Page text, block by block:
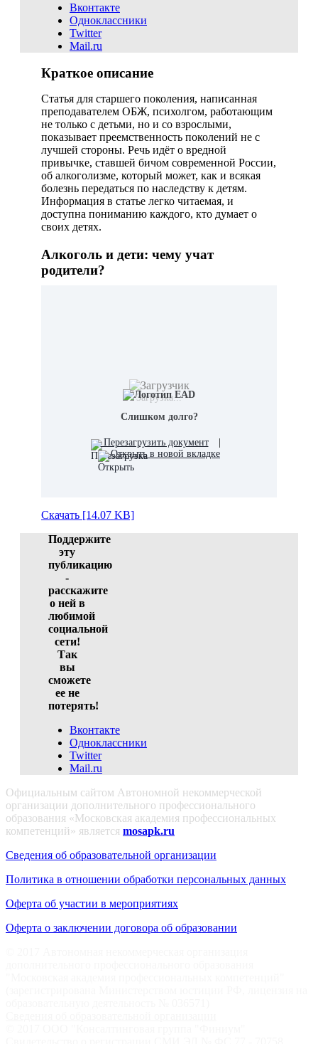
Вконтакте
Одноклассники
Twitter
Mail.ru
Краткое описание
Статья для старшего поколения, написанная
преподавателем ОБЖ, психолгом, работающим
не только с детьми, но и со взрослыми,
показывает преемственность поколений не с
лучшей стороны. Речь идёт о вредной
привычке, ставшей бичом современной России,
об алкоголизме, который может, как и всякая
болезнь передаться по наследству к детям.
Информация в статье легко читаемая, и
доступна пониманию каждого, кто думает о
своих детях.
Алкоголь и дети: чему учат
родители?
Загрузка...
Слишком долго?
Перезагрузить документ
Открыть в новой вкладке
Скачать [14.07 KB]
Поддержите
эту
публикацию
-
расскажите
о ней в
любимой
социальной
сети!
Так
вы
сможете
ее не
потерять!
Вконтакте
Одноклассники
Twitter
Mail.ru
Официальным сайтом Автономной некоммерческой
организации дополнительного профессионального
образования «Московская академия профессиональных
компетенций» является mosapk.ru
Сведения об образовательной организации
Политика в отношении обработки персональных данных
Оферта об участии в мероприятиях
Оферта о заключении договора об образовании